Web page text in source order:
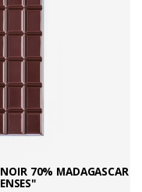
70% MADAGASCAR